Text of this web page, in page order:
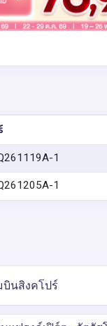
1
1
นสิงคโปร์